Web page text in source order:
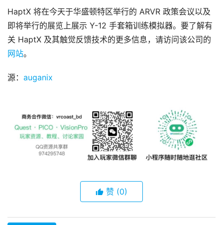
HaptX 将在今天于华盛顿特区举行的 ARVR 政策会议以及
即将举行的展览上展示 Y-12 手套箱训练模拟器。要了解有
关 HaptX 及其触觉反馈技术的更多信息，请访问该公司的
网站。
源： auganix
赞 (0)